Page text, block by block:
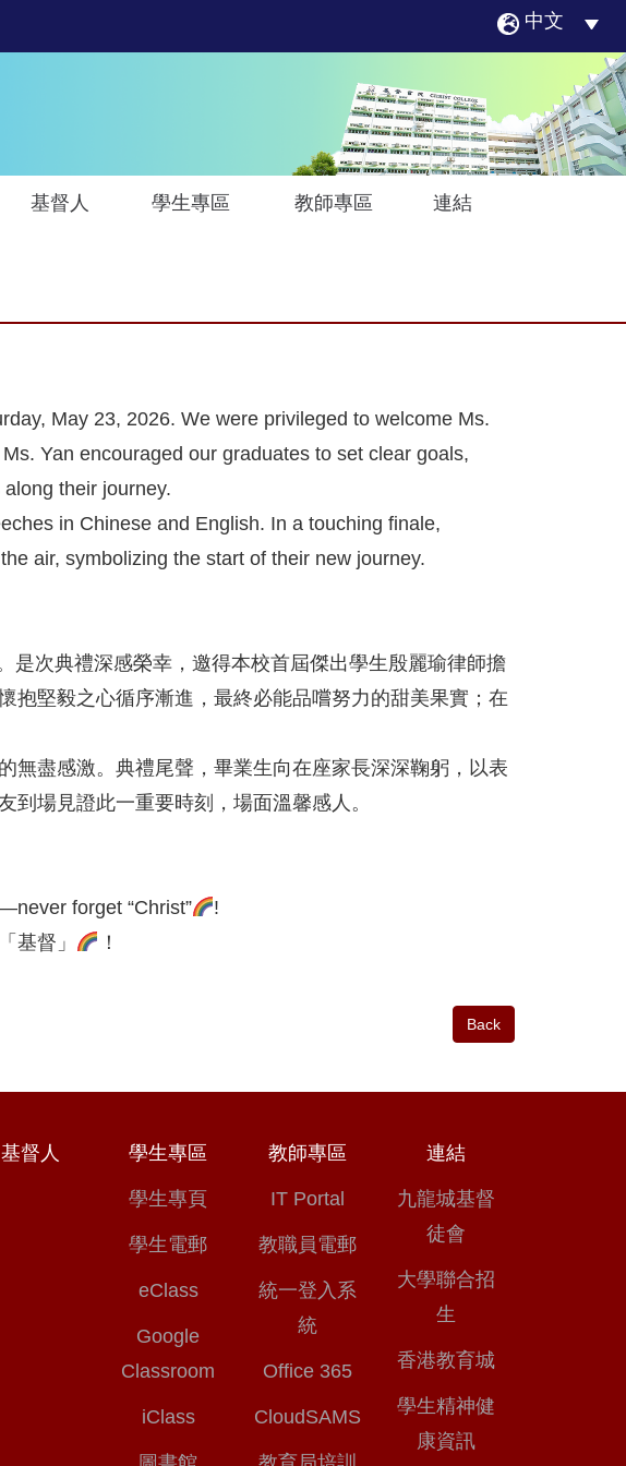
中文
基督人 學生專區 教師專區 連結
May 23, 2026. We were privileged to welcome Ms.
Yan encouraged our graduates to set clear goals,
their journey.
in Chinese and English. In a touching finale,
air, symbolizing the start of their new journey.
次典禮深感榮幸，邀得本校首屆傑出學生殷麗瑜律師擔
抱堅毅之心循序漸進，最終必能品嚐努力的甜美果實；在
無盡感激。典禮尾聲，畢業生向在座家長深深鞠躬，以表
場見證此一重要時刻，場面溫馨感人。
forget “Christ”
!
基督」
！
Back
基督人 學生專區
學生專頁
學生電郵
eClass
Google
Classroom
iClass
教師專區
IT Portal
教職員電郵
統一登入系
統
Office 365
CloudSAMS
連結
九龍城基督
徒會
大學聯合招
生
香港教育城
學生精神健
康資訊